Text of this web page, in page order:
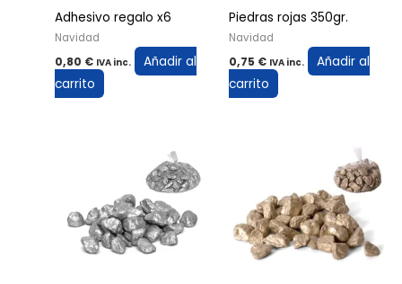
Adhesivo regalo x6
Navidad
0,80 € IVA inc.
Añadir al
carrito
Piedras rojas 350gr.
Navidad
0,75 € IVA inc.
Añadir al
carrito